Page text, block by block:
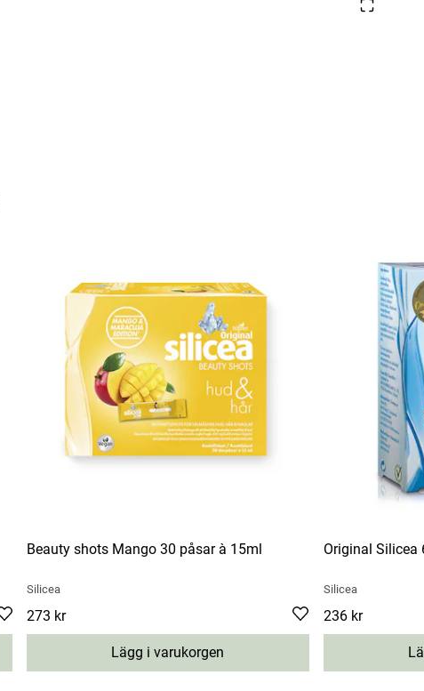
Beauty shots Mango 30 påsar à 15ml
Silicea
Pris :273 kr
273 kr
Lägg i varukorgen
Original Silicea
Silicea
Pris:236 kr
236 kr